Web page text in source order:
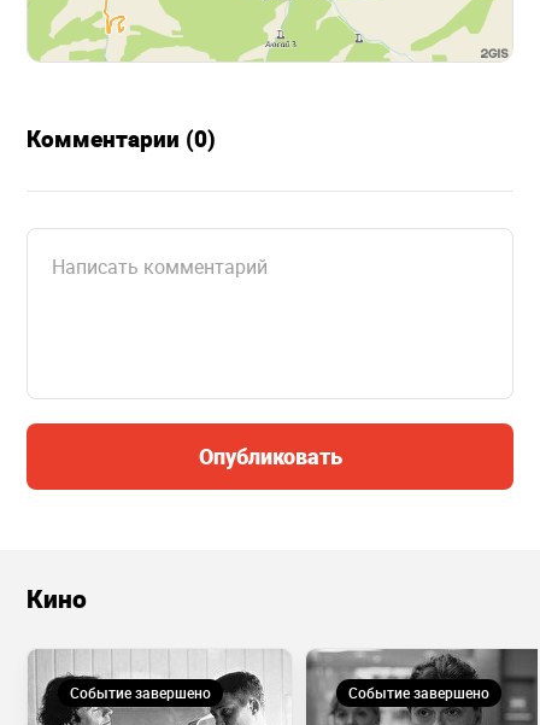
Комментарии (0)
Опубликовать
Кино
Событие завершено Событие завершено